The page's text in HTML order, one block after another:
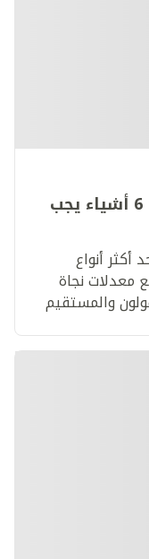
التعامل مع سرطان القولون: 6 أشياء يجب
أكثر أنواع
معدلات نجاة
والمستقيم